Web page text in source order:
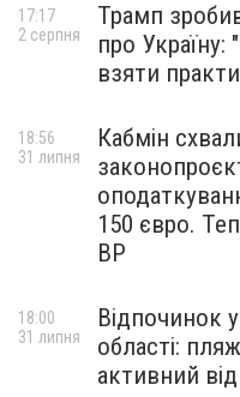
Трамп
про
взяти
17:17
2 серпня
Кабмін
150 євро.
ВР
18:56
31 липня
Відпочинок
області:
активний
18:00
31 липня